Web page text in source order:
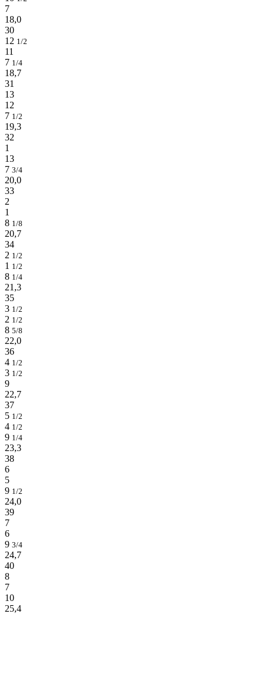
7
18,0
30
12 1/2
11
7 1/4
18,7
31
13
12
7 1/2
19,3
32
1
13
7 3/4
20,0
33
2
1
8 1/8
20,7
34
2 1/2
1 1/2
8 1/4
21,3
35
3 1/2
2 1/2
8 5/8
22,0
36
4 1/2
3 1/2
9
22,7
37
5 1/2
4 1/2
9 1/4
23,3
38
6
5
9 1/2
24,0
39
7
6
9 3/4
24,7
40
8
7
10
25,4